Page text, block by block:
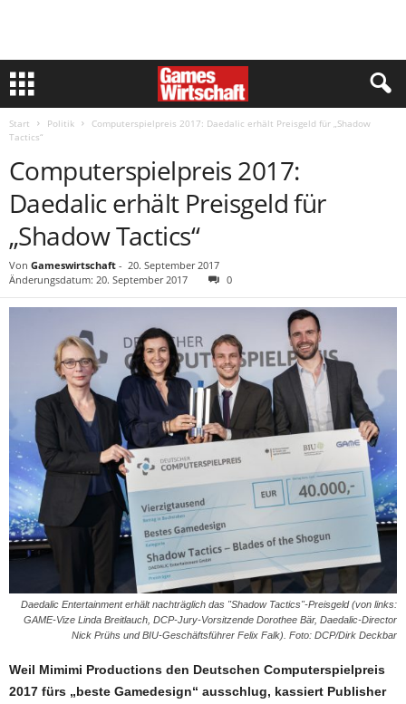
Start Politik
Computerspielpreis 2017: Daedalic erhält Preisgeld für „Shadow
Tactics“
Computerspielpreis 2017:
Daedalic erhält Preisgeld für
„Shadow Tactics“
Von Gameswirtschaft - 20. September 2017
Änderungsdatum: 20. September 2017
0
Daedalic Entertainment erhält nachträglich das "Shadow Tactics"-Preisgeld (von links:
GAME-Vize Linda Breitlauch, DCP-Jury-Vorsitzende Dorothee Bär, Daedalic-Director
Nick Prühs und BIU-Geschäftsführer Felix Falk). Foto: DCP/Dirk Deckbar
Weil Mimimi Productions den Deutschen Computerspielpreis
2017 fürs „beste Gamedesign“ ausschlug, kassiert Publisher